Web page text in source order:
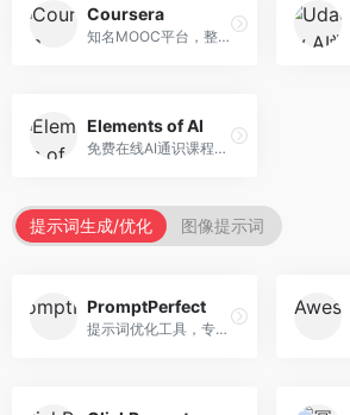
Coursera
知名MOOC平台，整合全球顶尖大学课程资源。面向学习者，提供AI、机器学习、深度学习等课程，证书认可度高，课程质量专业。
Elements of AI
免费在线AI通识课程，专注于AI基础知识普及。面向普通大众，提供AI概念、原理、应用等入门知识，语言通俗易懂。
提示词生成/优化 图像提示词
PromptPerfect
提示词优化工具，专注于提示词质量提升。面向AI用户，提供提示词优化、效果测试、版本对比等服务，提示词优化专业。